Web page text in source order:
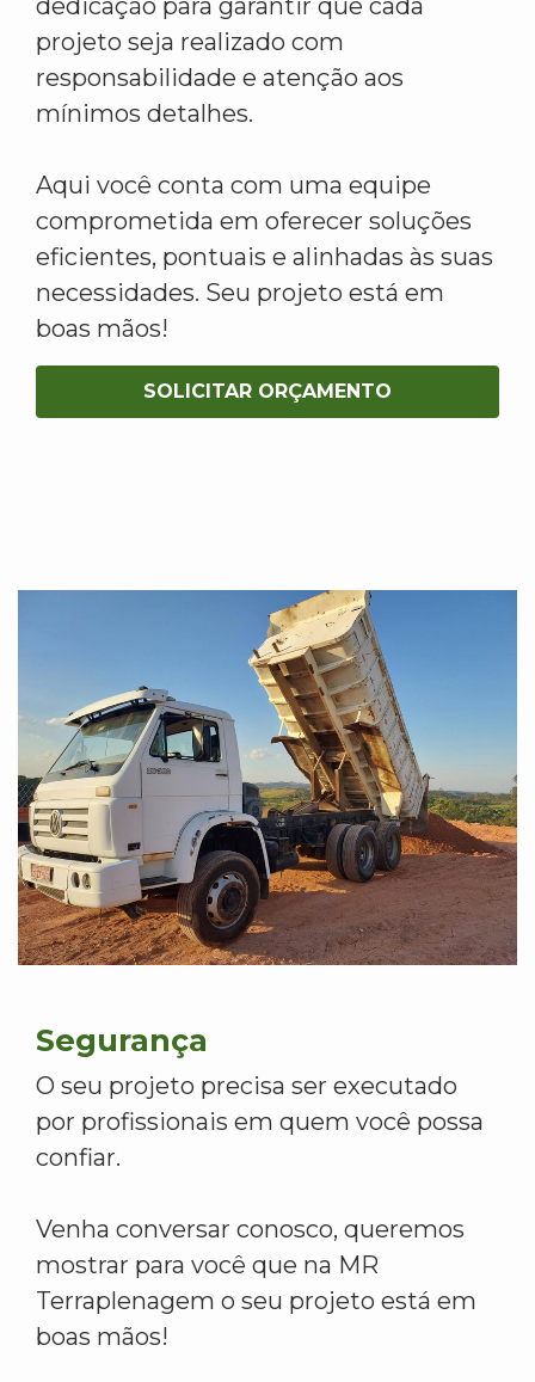
dedicação para garantir que cada
projeto seja realizado com
responsabilidade e atenção aos
mínimos detalhes.
Aqui você conta com uma equipe
comprometida em oferecer soluções
eficientes, pontuais e alinhadas às suas
necessidades. Seu projeto está em
boas mãos!
SOLICITAR ORÇAMENTO
Segurança
O seu projeto precisa ser executado
por profissionais em quem você possa
confiar.
Venha conversar conosco, queremos
mostrar para você que na MR
Terraplenagem o seu projeto está em
boas mãos!